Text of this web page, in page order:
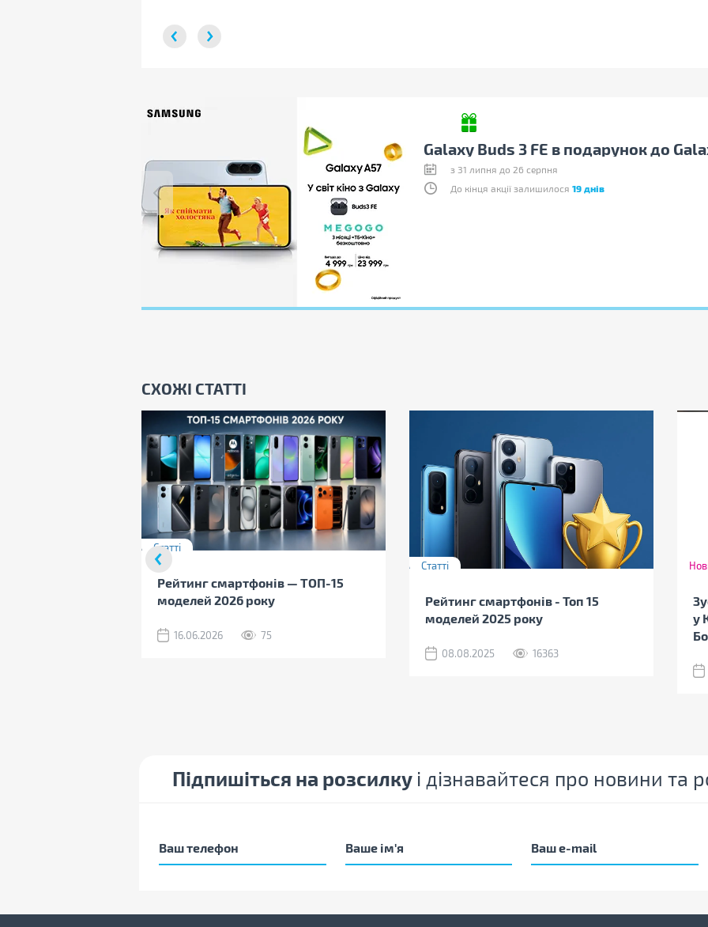
Galaxy Buds 3 FE в подарунок до
з 31 липня до 26 серпня
До кінця акції залишилося 19 днів
СХОЖІ СТАТТІ
Статті
Рейтинг смартфонів — ТОП-15
моделей 2026 року
16.06.2026 75
Статті
Рейтинг смартфонів - Топ 15
моделей 2025 року
08.08.2025 16363
у
Підпишіться на розсилку і дізнавайтеся про новини та